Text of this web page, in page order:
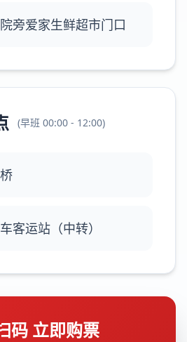
旁爱家生鲜超市门口
(早班 00:00 - 12:00)
客运站（中转）
码 立即购票